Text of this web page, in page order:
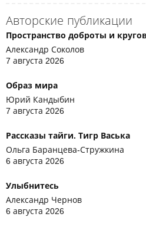
Авторские публикации
Пространство доброты и
Александр Соколов
7 августа 2026
Образ мира
Юрий Кандыбин
7 августа 2026
Рассказы тайги. Тигр Васька
Ольга Баранцева-Стружкина
6 августа 2026
Улыбнитесь
Александр Чернов
6 августа 2026